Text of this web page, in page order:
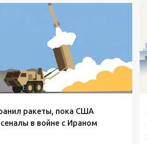
ракеты, пока США
в войне с Ираном